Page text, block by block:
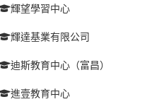
輝望學習中心
輝達基業有限公司
迪斯教育中心（富昌）
進壹教育中心